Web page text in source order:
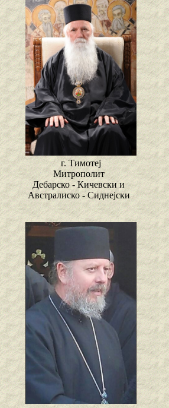
г. Тимотеј
Митрополит
Дебарско - Кичевски и
Австралиско - Сиднејски